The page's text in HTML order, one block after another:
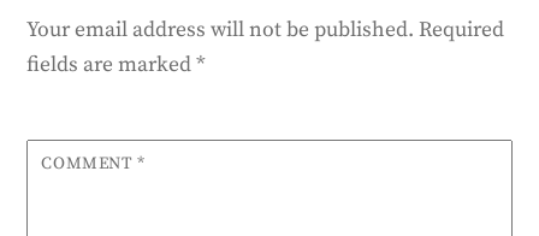
Your email address will not be published. Required
fields are marked*
COMMENT *